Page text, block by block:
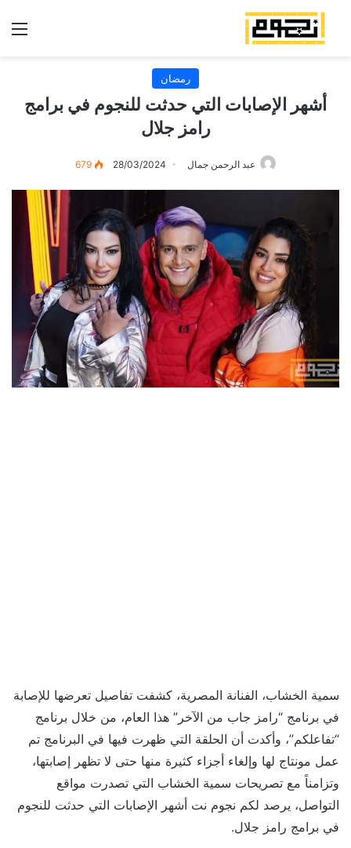
رمضان
أشهر الإصابات التي حدثت للنجوم في برامج
رامز جلال
عبد الرحمن جمال 28/03/2024
679
سمية الخشاب، الفنانة المصرية، كشفت تفاصيل تعرضها للإصابة
في برنامج “رامز جاب من الآخر” هذا العام، من خلال برنامج
“تفاعلكم”، وأكدت أن الحلقة التي ظهرت فيها في البرنامج تم
عمل مونتاج لها وإلغاء أجزاء كثيرة منها حتى لا تظهر إصابتها،
وتزامناً مع تصريحات سمية الخشاب التي تصدرت مواقع
التواصل، يرصد لكم نجوم نت أشهر الإصابات التي حدثت للنجوم
في برامج رامز جلال.